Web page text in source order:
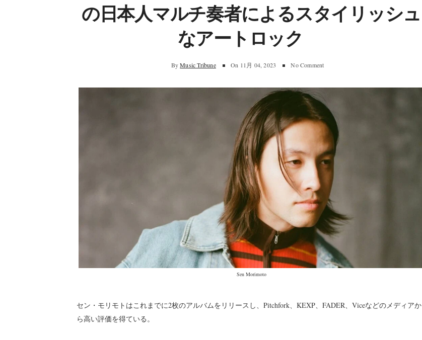
の日本人マルチ奏者によるスタイリッシュ
なアートロック
By Music Tribune On 11月 04, 2023 No Comment
Sen Morimoto
セン・モリモトはこれまでに2枚のアルバムをリリースし、Pitchfork、KEXP、FADER、Viceなどのメディアか
ら高い評価を得ている。